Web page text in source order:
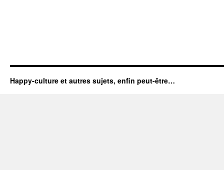
Happy-culture et autres sujets, enfin peut-être…